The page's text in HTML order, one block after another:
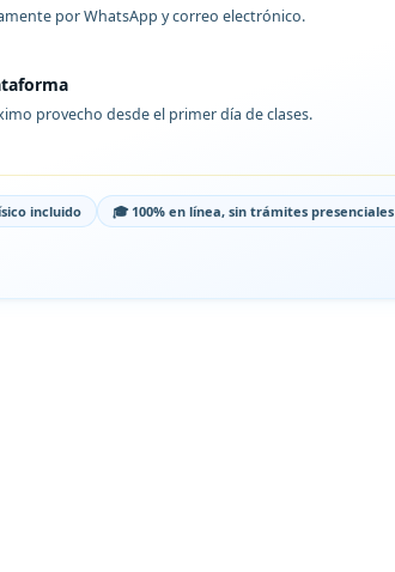
por WhatsApp y correo electrónico.
provecho desde el primer día de clases.
incluido
🎓 100% en línea, sin trámites presenciales